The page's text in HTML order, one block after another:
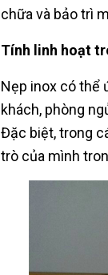
chữa và bảo trì
Tính linh hoạt
Nẹp inox có thể
khách, phòng
Đặc biệt, trong
trò của mình